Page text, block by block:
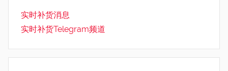
实时补货消息
实时补货Telegram频道